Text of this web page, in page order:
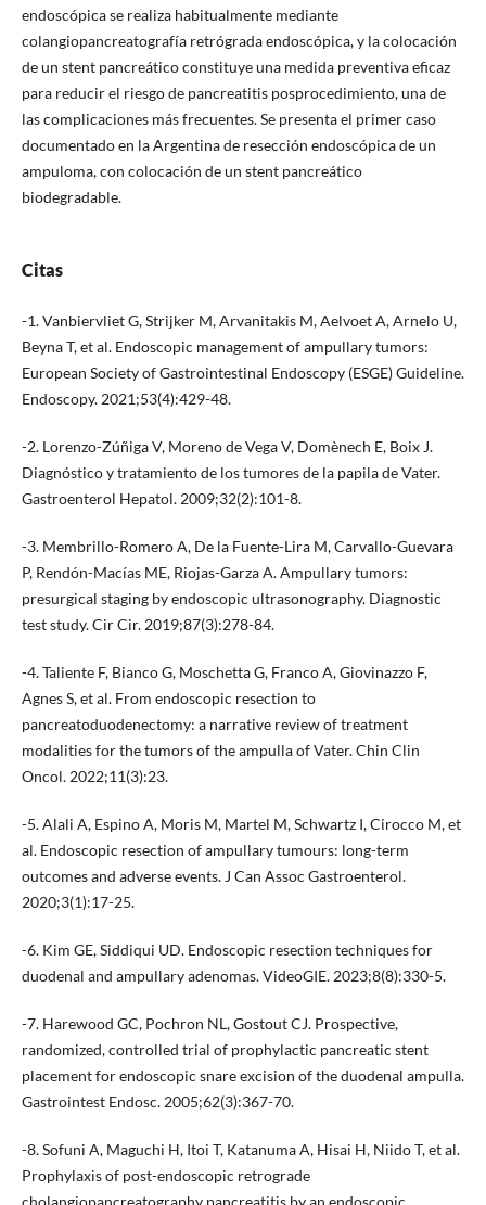
endoscópica se realiza habitualmente mediante
colangiopancreatografía retrógrada endoscópica, y la colocación
de un stent pancreático constituye una medida preventiva eficaz
para reducir el riesgo de pancreatitis posprocedimiento, una de
las complicaciones más frecuentes. Se presenta el primer caso
documentado en la Argentina de resección endoscópica de un
ampuloma, con colocación de un stent pancreático
biodegradable.
Citas
-1. Vanbiervliet G, Strijker M, Arvanitakis M, Aelvoet A, Arnelo U,
Beyna T, et al. Endoscopic management of ampullary tumors:
European Society of Gastrointestinal Endoscopy (ESGE) Guideline.
Endoscopy. 2021;53(4):429-48.
-2. Lorenzo-Zúñiga V, Moreno de Vega V, Domènech E, Boix J.
Diagnóstico y tratamiento de los tumores de la papila de Vater.
Gastroenterol Hepatol. 2009;32(2):101-8.
-3. Membrillo-Romero A, De la Fuente-Lira M, Carvallo-Guevara
P, Rendón-Macías ME, Riojas-Garza A. Ampullary tumors:
presurgical staging by endoscopic ultrasonography. Diagnostic
test study. Cir Cir. 2019;87(3):278-84.
-4. Taliente F, Bianco G, Moschetta G, Franco A, Giovinazzo F,
Agnes S, et al. From endoscopic resection to
pancreatoduodenectomy: a narrative review of treatment
modalities for the tumors of the ampulla of Vater. Chin Clin
Oncol. 2022;11(3):23.
-5. Alali A, Espino A, Moris M, Martel M, Schwartz I, Cirocco M, et
al. Endoscopic resection of ampullary tumours: long-term
outcomes and adverse events. J Can Assoc Gastroenterol.
2020;3(1):17-25.
-6. Kim GE, Siddiqui UD. Endoscopic resection techniques for
duodenal and ampullary adenomas. VideoGIE. 2023;8(8):330-5.
-7. Harewood GC, Pochron NL, Gostout CJ. Prospective,
randomized, controlled trial of prophylactic pancreatic stent
placement for endoscopic snare excision of the duodenal ampulla.
Gastrointest Endosc. 2005;62(3):367-70.
-8. Sofuni A, Maguchi H, Itoi T, Katanuma A, Hisai H, Niido T, et al.
Prophylaxis of post-endoscopic retrograde